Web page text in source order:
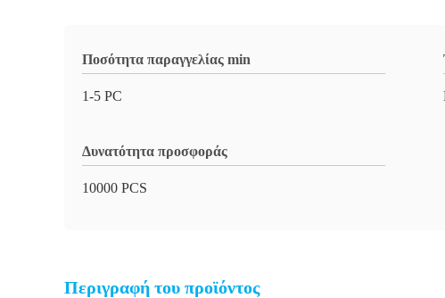
Ποσότητα παραγγελίας min
1-5 PC
Δυνατότητα προσφοράς
10000 PCS
Περιγραφή του προϊόντος